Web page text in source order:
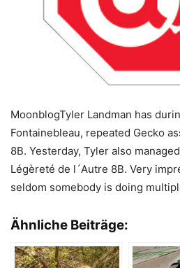
MoonblogTyler Landman has
Fontainebleau, repeated Gecko
8B. Yesterday, Tyler also
Légèreté de l´Autre 8B. Very
seldom somebody is doing
Ähnliche Beiträge: